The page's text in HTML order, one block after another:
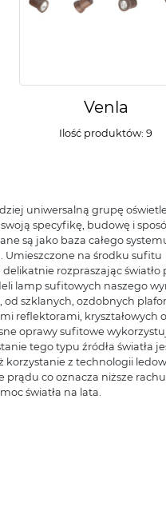
Venla
Ilość produktów: 9
uniwersalną grupę
specyfikę, budowę i
są jako baza całego
Umieszczone na środku sufitu
rozpraszając światło
lamp sufitowych naszego
szklanych, ozdobnych
reflektorami, kryształowych
oprawy sufitowe
tego typu źródła światła
korzystanie z technologii
prądu co oznacza niższe
światła na lata.